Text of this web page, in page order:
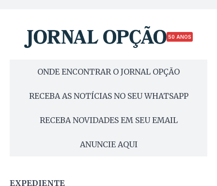
50 ANOS
ONDE ENCONTRAR O JORNAL OPÇÃO
RECEBA AS NOTÍCIAS NO SEU WHATSAPP
RECEBA NOVIDADES EM SEU EMAIL
ANUNCIE AQUI
EXPEDIENTE